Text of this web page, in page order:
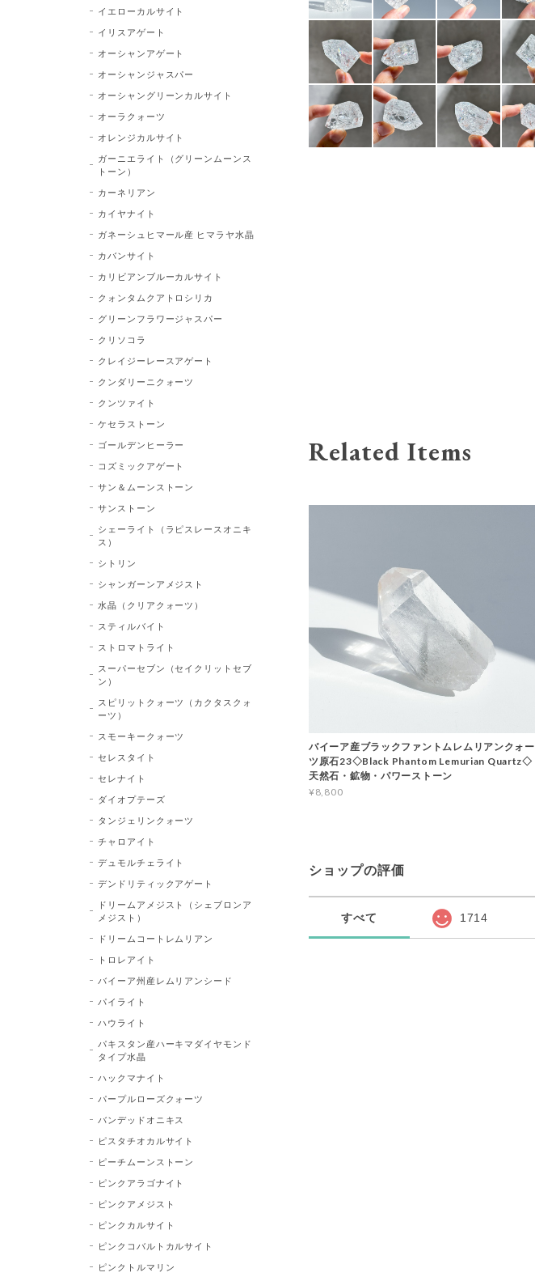
Related Items
バイーア産ブラックファントムレムリアンクォー
ツ原石23◇Black Phantom Lemurian Quartz◇
天然石・鉱物・パワーストーン
¥8,800
ショップの評価
すべて 1714
イエローカルサイト
イリスアゲート
オーシャンアゲート
オーシャンジャスパー
オーシャングリーンカルサイト
オーラクォーツ
オレンジカルサイト
ガーニエライト（グリーンムーンス
トーン）
カーネリアン
カイヤナイト
ガネーシュヒマール産 ヒマラヤ水晶
カバンサイト
カリビアンブルーカルサイト
クォンタムクアトロシリカ
グリーンフラワージャスパー
クリソコラ
クレイジーレースアゲート
クンダリーニクォーツ
クンツァイト
ケセラストーン
ゴールデンヒーラー
コズミックアゲート
サン＆ムーンストーン
サンストーン
シェーライト（ラピスレースオニキ
ス）
シトリン
シャンガーンアメジスト
水晶（クリアクォーツ）
スティルバイト
ストロマトライト
スーパーセブン（セイクリットセブ
ン）
スピリットクォーツ（カクタスクォ
ーツ）
スモーキークォーツ
セレスタイト
セレナイト
ダイオプテーズ
タンジェリンクォーツ
チャロアイト
デュモルチェライト
デンドリティックアゲート
ドリームアメジスト（シェブロンア
メジスト）
ドリームコートレムリアン
トロレアイト
バイーア州産レムリアンシード
パイライト
ハウライト
パキスタン産ハーキマダイヤモンド
タイプ水晶
ハックマナイト
パープルローズクォーツ
バンデッドオニキス
ピスタチオカルサイト
ピーチムーンストーン
ピンクアラゴナイト
ピンクアメジスト
ピンクカルサイト
ピンクコバルトカルサイト
ピンクトルマリン